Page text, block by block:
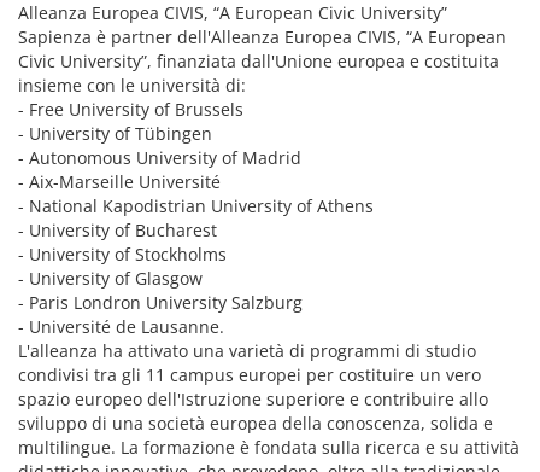
Alleanza Europea CIVIS, “A European Civic University”
Sapienza è partner dell'Alleanza Europea CIVIS, “A European
Civic University”, finanziata dall'Unione europea e costituita
insieme con le università di:
- Free University of Brussels
- University of Tübingen
- Autonomous University of Madrid
- Aix-Marseille Université
- National Kapodistrian University of Athens
- University of Bucharest
- University of Stockholms
- University of Glasgow
- Paris Londron University Salzburg
- Université de Lausanne.
L'alleanza ha attivato una varietà di programmi di studio
condivisi tra gli 11 campus europei per costituire un vero
spazio europeo dell'Istruzione superiore e contribuire allo
sviluppo di una società europea della conoscenza, solida e
multilingue. La formazione è fondata sulla ricerca e su attività